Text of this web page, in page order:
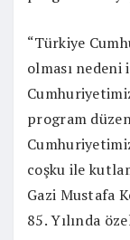
“Türkiye
olması nedeni
program
coşku ile
Gazi Mustafa
85. Yılında